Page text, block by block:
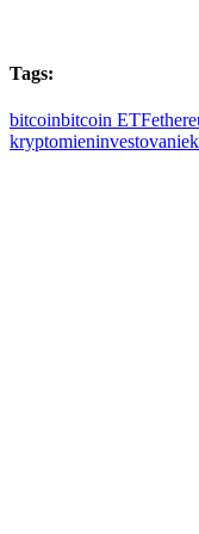
Tags:
bitcoinbitcoin ETF
kryptomieninvestovanie